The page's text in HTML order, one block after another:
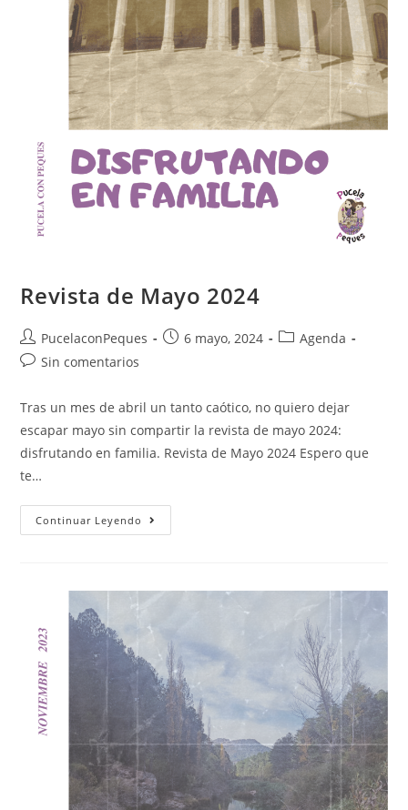
Revista de Mayo 2024
PucelaconPeques 6 mayo, 2024
Agenda
Sin comentarios
Tras un mes de abril un tanto caótico, no quiero dejar
escapar mayo sin compartir la revista de mayo 2024:
disfrutando en familia. Revista de Mayo 2024 Espero que
te…
Continuar Leyendo